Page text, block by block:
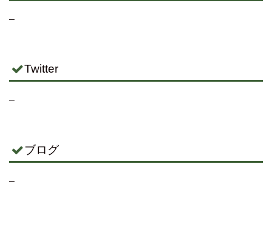
–
Twitter
–
ブログ
–